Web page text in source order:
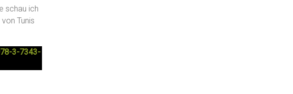
schau ich
Tunis
3-7343-